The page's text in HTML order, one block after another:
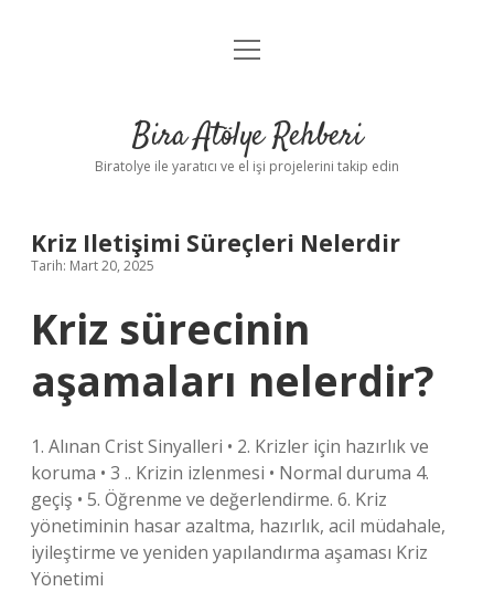
Anasayfa
Yasal Uyarı
menüyü
Bira Atölye Rehberi
Biratolye ile yaratıcı ve el işi projelerini takip edin
Kriz Iletişimi Süreçleri Nelerdir
Tarih: Mart 20, 2025
Kriz sürecinin
aşamaları nelerdir?
1. Alınan Crist Sinyalleri • 2. Krizler için hazırlık ve
koruma • 3 .. Krizin izlenmesi • Normal duruma 4.
geçiş • 5. Öğrenme ve değerlendirme. 6. Kriz
yönetiminin hasar azaltma, hazırlık, acil müdahale,
iyileştirme ve yeniden yapılandırma aşaması Kriz
Yönetimi